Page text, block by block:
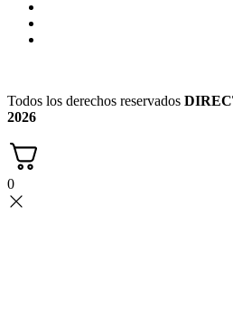
Todos los derechos reservados
2026
0